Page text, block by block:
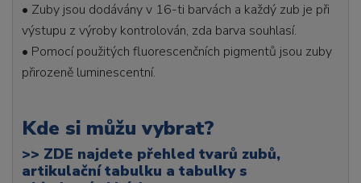
• Zuby jsou dodávány v 16-ti barvách a každý zub je při
výstupu z výroby kontrolován, zda barva souhlasí.
• Pomocí použitých fluorescenčních pigmentů jsou zuby
přirozeně luminescentní.
Kde si můžu vybrat?
>> ZDE najdete přehled tvarů zubů,
artikulační tabulku a tabulky s